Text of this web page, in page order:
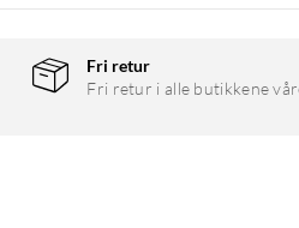
Fri retur
Fri retur i alle butikkene